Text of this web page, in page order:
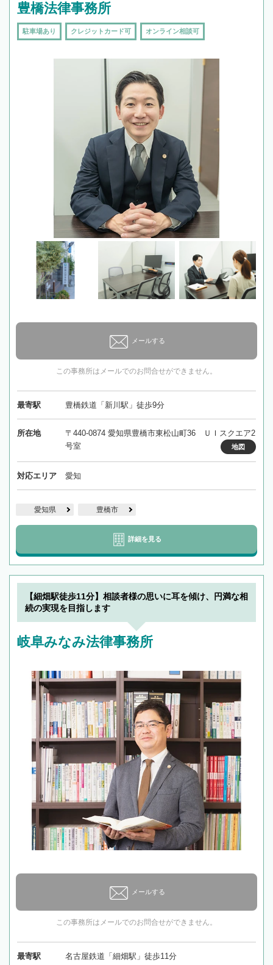
豊橋法律事務所
駐車場あり クレジットカード可 オンライン相談可
メールする
この事務所はメールでのお問合せができません。
最寄駅 豊橋鉄道「新川駅」徒歩9分
所在地
〒440-0874 愛知県豊橋市東松山町36 ＵＩスクエア2
号室
地図
対応エリア 愛知
愛知県 豊橋市
詳細を見る
【細畑駅徒歩11分】相談者様の思いに耳を傾け、円満な相
続の実現を目指します
岐阜みなみ法律事務所
メールする
この事務所はメールでのお問合せができません。
最寄駅 名古屋鉄道「細畑駅」徒歩11分